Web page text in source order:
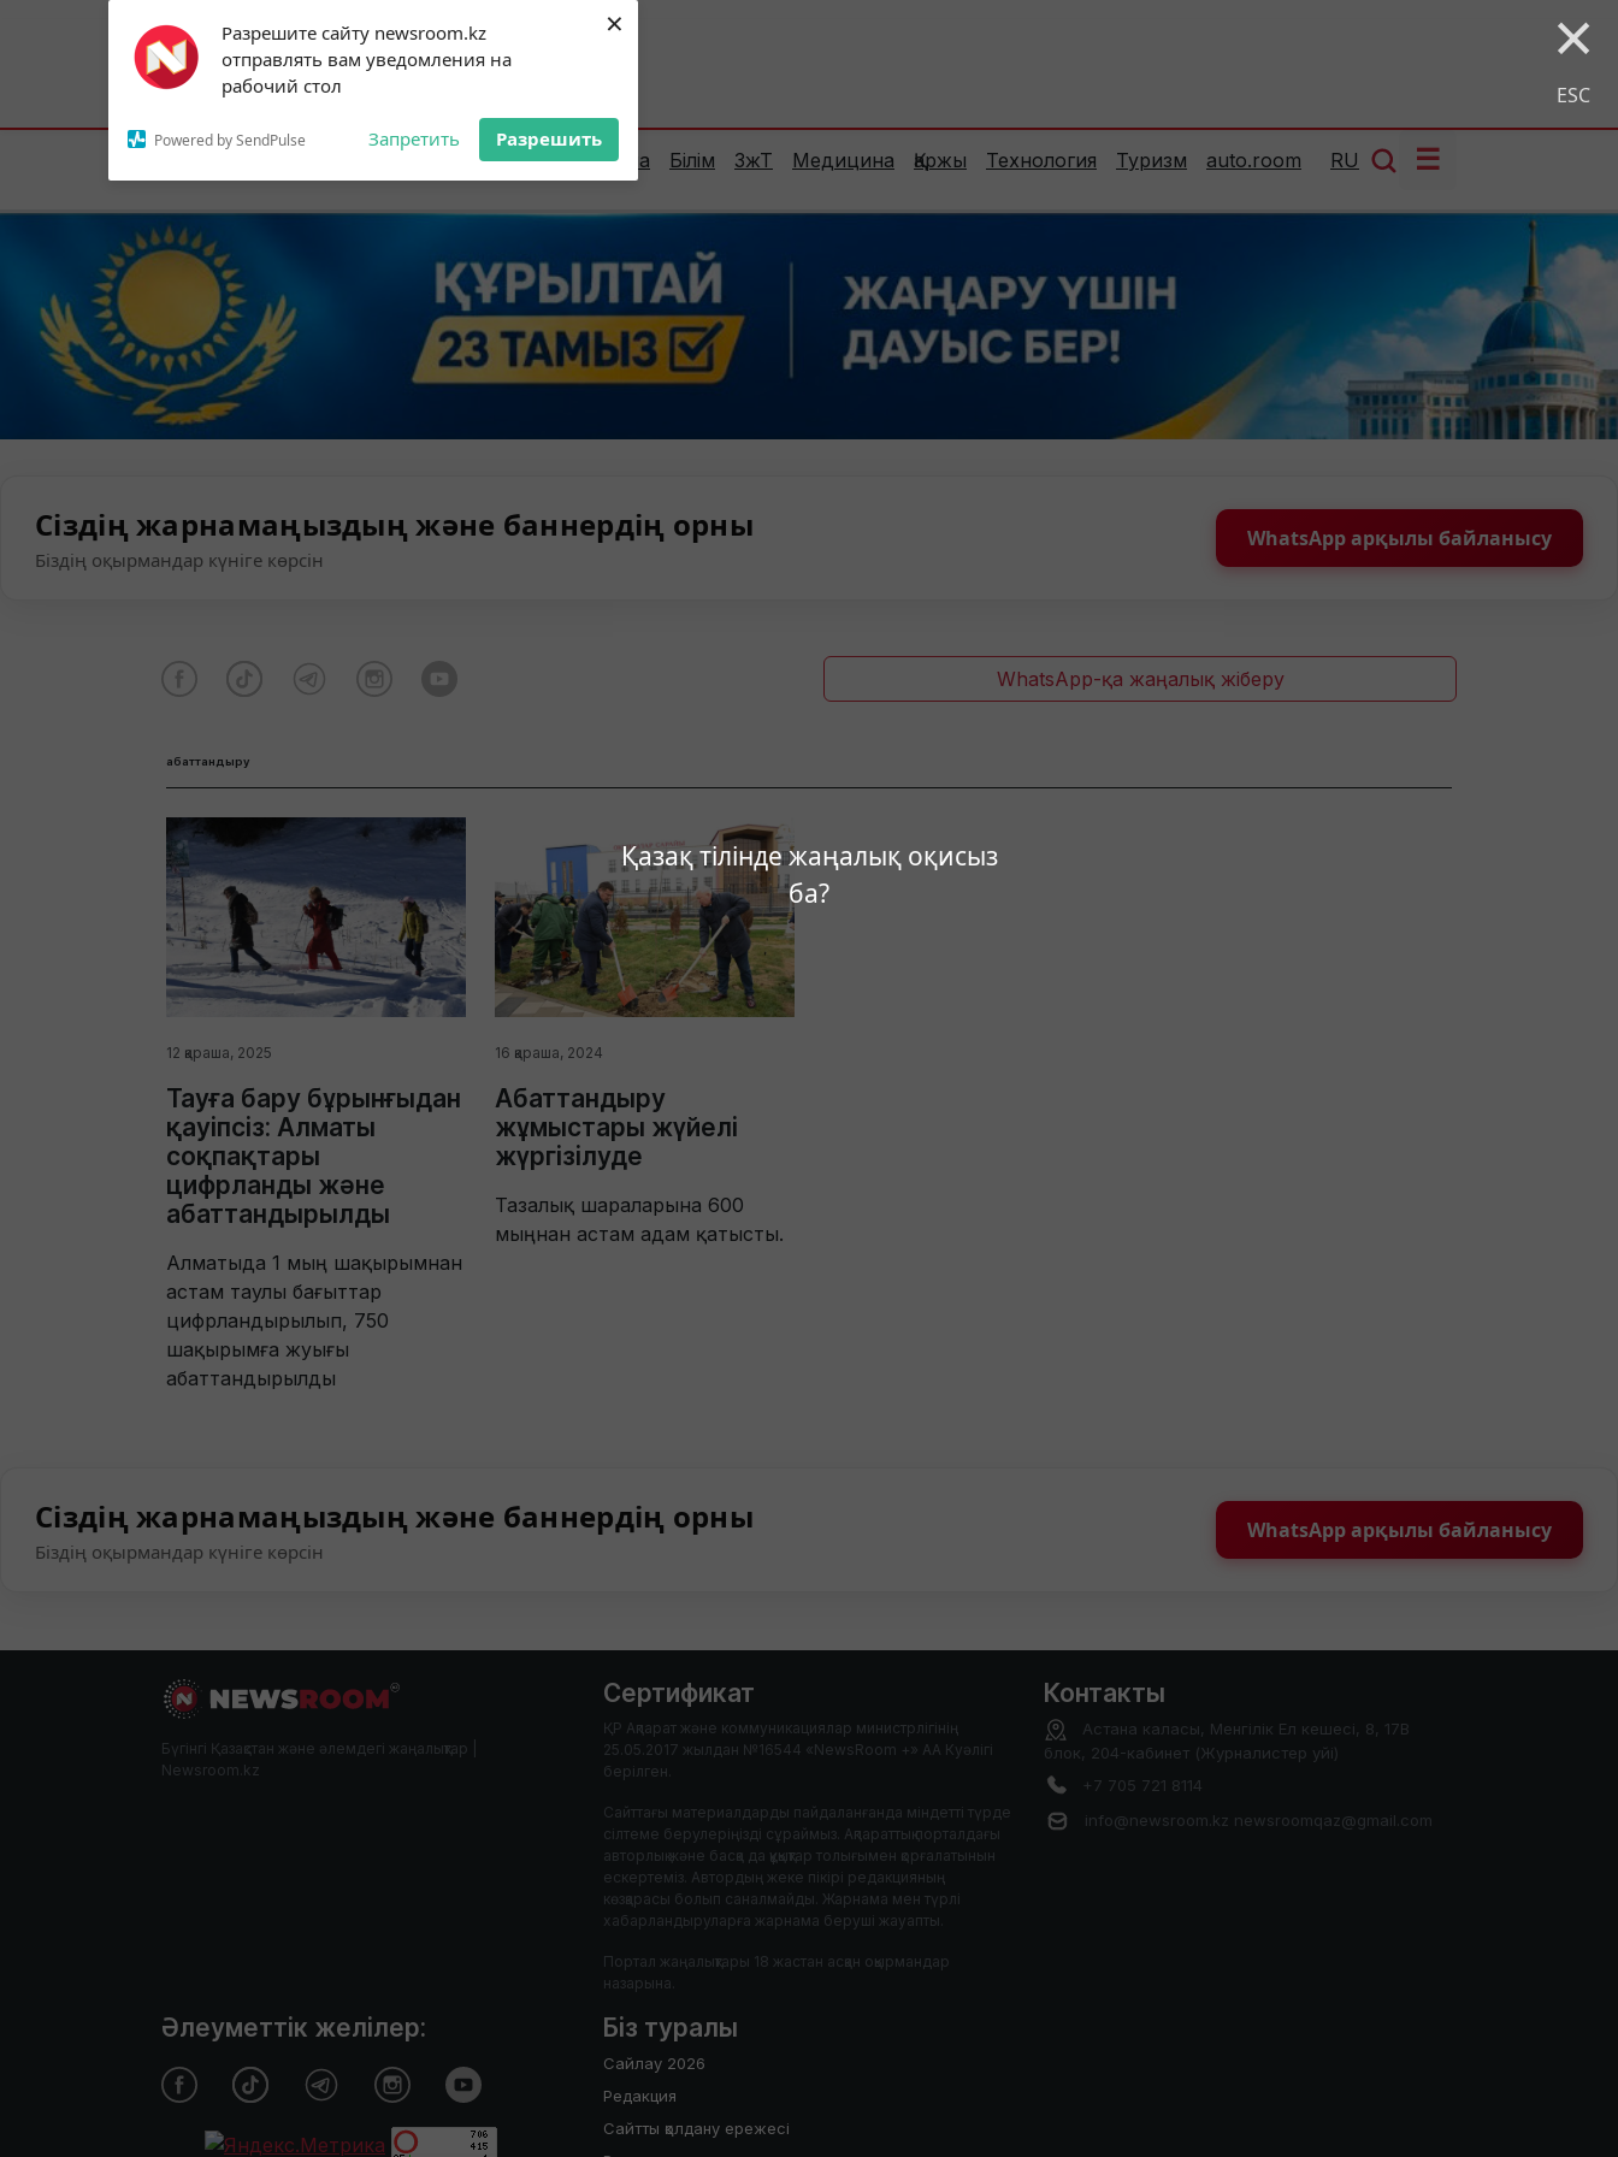
Разрешите сайту newsroom.kz
отправлять вам уведомления на
рабочий стол
Powered by SendPulse Запретить Разрешить
× ×
ESC
Қазақ тілінде жаңалық оқисыз
ба?
Subscribe to our
notifications!
To enable permission prompts, click on
the notification icon
Астана:25°C Алматы:34°C Шымкент:
Елорда Сараптама Білім ЗжТ Медицина Қаржы Технология Туризм auto.room RU ☰
Сіздің жарнамаңыздың және баннердің орны
Біздің оқырмандар күніге көрсін
WhatsApp арқылы байланысу
WhatsApp-қа жаңалық жіберу
абаттандыру
12 қараша, 2025
Тауға бару бұрынғыдан
қауіпсіз: Алматы
соқпақтары
цифрланды және
абаттандырылды
Алматыда 1 мың шақырымнан
астам таулы бағыттар
цифрландырылып, 750
шақырымға жуығы
абаттандырылды
16 қараша, 2024
Абаттандыру
жұмыстары жүйелі
жүргізілуде
Тазалық шараларына 600
мыңнан астам адам қатысты.
Сіздің жарнамаңыздың және баннердің орны
Біздің оқырмандар күніге көрсін
WhatsApp арқылы байланысу
Бүгінгі Қазақстан және әлемдегі жаңалықтар |
Newsroom.kz
Сертификат
ҚР Ақпарат және коммуникациялар министрлігінің
25.05.2017 жылдан №16544 «NewsRoom +» АА Куәлігі
берілген.
Сайттағы материалдарды пайдаланғанда міндетті түрде
сілтеме берулеріңізді сұраймыз. Ақпараттық порталдағы
авторлық және басқа да құқықтар толығымен қорғалатынын
ескертеміз. Автордың жеке пікірі редакцияның
көзқарасы болып саналмайды. Жарнама мен түрлі
хабарландыруларға жарнама беруші жауапты.
Портал жаңалықтары 18 жастан асқан оқырмандар
назарына.
Контакты
Астана каласы, Менгілік Ел кешесі, 8, 17В
блок, 204-кабинет (Журналистер уйі)
+7 705 721 8114
info@newsroom.kz newsroomqaz@gmail.com
Біз туралы
Сайлау 2026
Редакция
Сайтты қолдану ережесі
Әлеуметтік желілер: